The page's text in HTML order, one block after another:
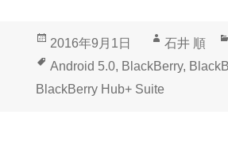
投
稿
日:
2016年9月1日
作
成
石井 順
タ
グ
Android 5.0, BlackBerry,
BlackBerry Hub+ Suite